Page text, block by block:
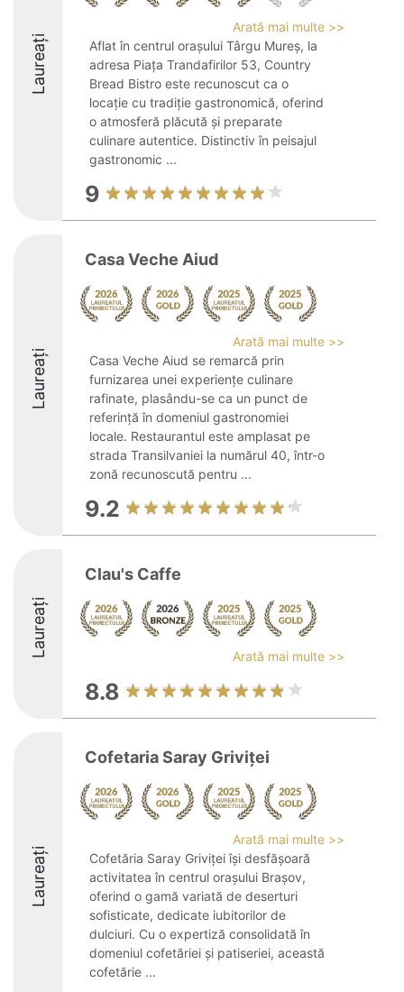
Laureați
Arată mai multe >>
Aflat în centrul orașului Târgu Mureș, la
adresa Piața Trandafirilor 53, Country
Bread Bistro este recunoscut ca o
locație cu tradiție gastronomică, oferind
o atmosferă plăcută și preparate
culinare autentice. Distinctiv în peisajul
gastronomic ...
9
Laureați
Casa Veche Aiud
Arată mai multe >>
Casa Veche Aiud se remarcă prin
furnizarea unei experiențe culinare
rafinate, plasându-se ca un punct de
referință în domeniul gastronomiei
locale. Restaurantul este amplasat pe
strada Transilvaniei la numărul 40, într-o
zonă recunoscută pentru ...
9.2
Laureați
Clau's Caffe
Arată mai multe >>
8.8
Laureați
Cofetaria Saray Griviței
Arată mai multe >>
Cofetăria Saray Griviței își desfășoară
activitatea în centrul orașului Brașov,
oferind o gamă variată de deserturi
sofisticate, dedicate iubitorilor de
dulciuri. Cu o expertiză consolidată în
domeniul cofetăriei și patiseriei, această
cofetărie ...